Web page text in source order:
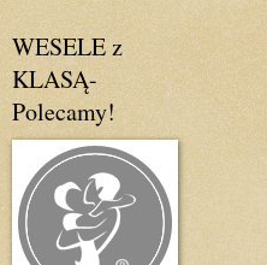
WESELE z
KLASĄ-
Polecamy!